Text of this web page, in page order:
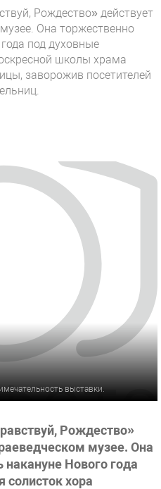
Рождество» действует
Она торжественно
под духовные
школы храма
заворожив посетителей
выставки.
Рождество»
музее. Она
Нового года
солисток хора